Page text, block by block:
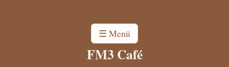
☰ Menü
FM3 Café